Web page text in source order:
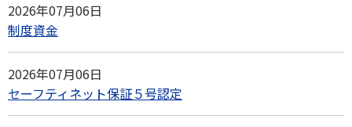
2026年07月06日
制度資金
2026年07月06日
セーフティネット保証５号認定